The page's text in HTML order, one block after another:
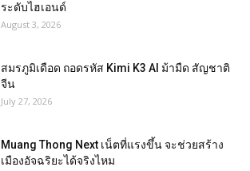
ระดับไฮเอนด์
August 3, 2026
สมรภูมิเดือด ถอดรหัส Kimi K3 AI ม้ามืด สัญชาติ
จีน
July 27, 2026
Muang Thong Next เน็ตที่แรงขึ้น จะช่วยสร้าง
เมืองอัจฉริยะได้จริงไหม